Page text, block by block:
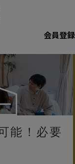
会員登録
能！必要